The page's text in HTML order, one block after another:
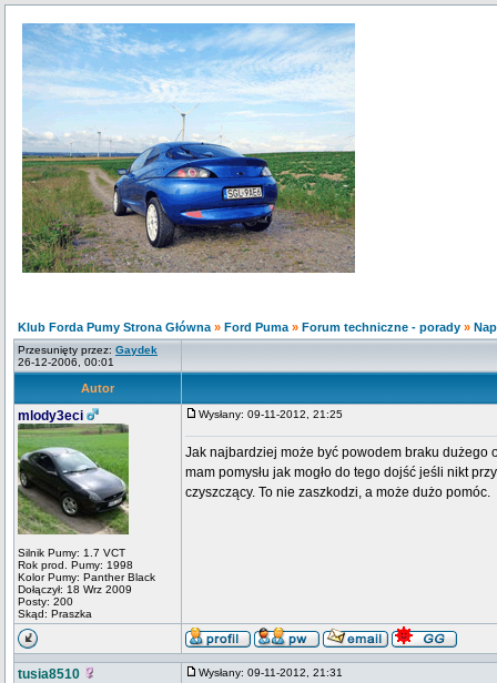
Klub Forda Pumy Strona Główna » Ford Puma » Forum techniczne - porady »
Przesunięty przez: Gaydek
26-12-2006, 00:01
Autor
mlody3eci
Silnik Pumy: 1.7 VCT
Rok prod. Pumy: 1998
Kolor Pumy: Panther Black
Dołączył: 18 Wrz 2009
Posty: 200
Skąd: Praszka
Wysłany: 09-11-2012, 21:25
Jak najbardziej może być powodem braku dużego
mam pomysłu jak mogło do tego dojść jeśli nikt
czyszczący. To nie zaszkodzi, a może dużo pomóc.
tusia8510 Wysłany: 09-11-2012, 21:31